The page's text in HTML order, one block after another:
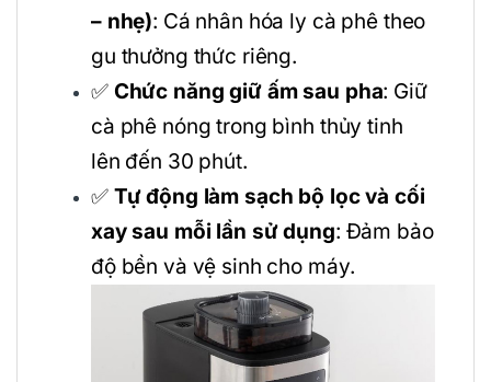
– nhẹ): Cá nhân hóa ly cà phê theo
gu thưởng thức riêng.
✅ Chức năng giữ ấm sau pha: Giữ
cà phê nóng trong bình thủy tinh
lên đến 30 phút.
✅ Tự động làm sạch bộ lọc và cối
xay sau mỗi lần sử dụng: Đảm bảo
độ bền và vệ sinh cho máy.